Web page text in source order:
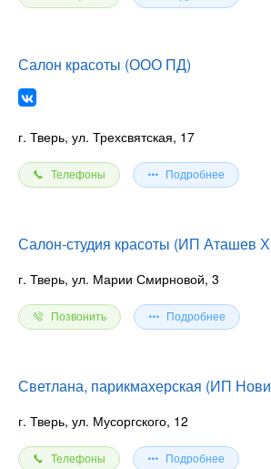
Салон красоты (ООО ПД)
г. Тверь, ул. Трехсвятская, 17
Телефоны Подробнее
Салон-студия красоты (ИП Аташев
г. Тверь, ул. Марии Смирновой, 3
Позвонить Подробнее
Светлана, парикмахерская (ИП
г. Тверь, ул. Мусоргского, 12
Телефоны Подробнее